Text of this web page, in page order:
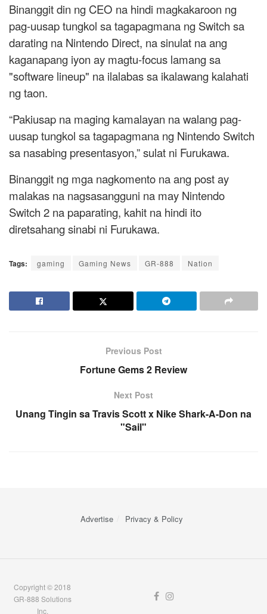
Binanggit din ng CEO na hindi magkakaroon ng
pag-uusap tungkol sa tagapagmana ng Switch sa
darating na Nintendo Direct, na sinulat na ang
kaganapang iyon ay magtu-focus lamang sa
"software lineup" na ilalabas sa ikalawang kalahati
ng taon.
“Pakiusap na maging kamalayan na walang pag-
uusap tungkol sa tagapagmana ng Nintendo Switch
sa nasabing presentasyon,” sulat ni Furukawa.
Binanggit ng mga nagkomento na ang post ay
malakas na nagsasangguni na may Nintendo
Switch 2 na paparating, kahit na hindi ito
diretsahang sinabi ni Furukawa.
Tags: gaming Gaming News GR-888 Nation
Previous Post
Fortune Gems 2 Review
Next Post
Unang Tingin sa Travis Scott x Nike Shark-A-Don na
"Sail"
Advertise Privacy & Policy
Copyright © 2018
GR-888 Solutions
Inc.